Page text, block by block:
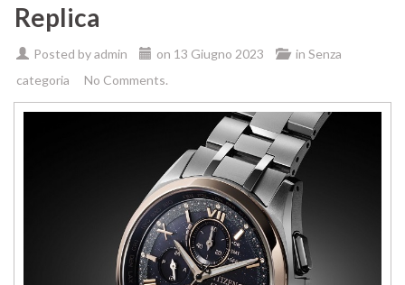
Replica
Posted byadmin on 13 Giugno 2023 in Senza
categoria
No Comments.